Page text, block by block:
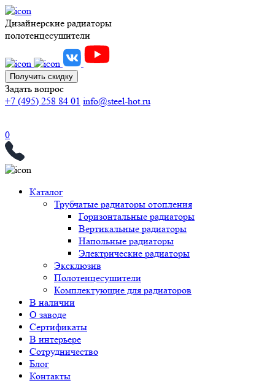
Дизайнерские радиаторы
полотенцесушители
Получить скидку
Задать вопрос
+7 (495) 258 84 01 info@steel-hot.ru
0
Каталог
Трубчатые радиаторы отопления
Горизонтальные радиаторы
Вертикальные радиаторы
Напольные радиаторы
Электрические радиаторы
Эксклюзив
Полотенцесушители
Комплектующие для радиаторов
В наличии
О заводе
Сертификаты
В интерьере
Сотрудничество
Блог
Контакты